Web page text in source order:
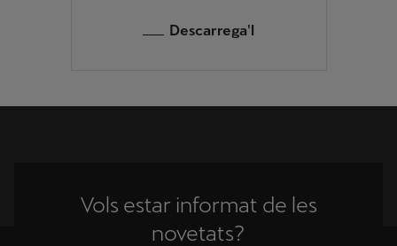
Descarrega'l
Vols estar informat de les
novetats?